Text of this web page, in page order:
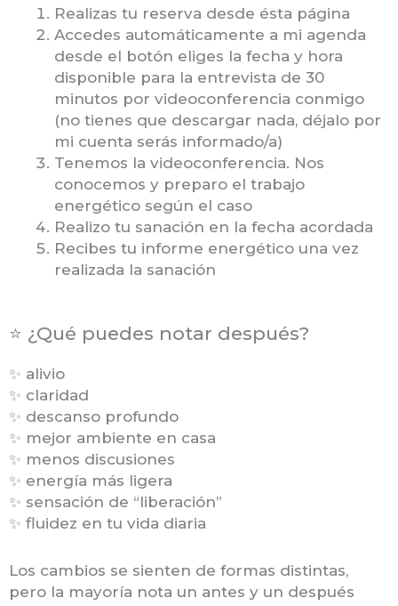
Realizas tu reserva desde ésta página
Accedes automáticamente a mi agenda
desde el botón eliges la fecha y hora
disponible para la entrevista de 30
minutos por videoconferencia conmigo
(no tienes que descargar nada, déjalo por
mi cuenta serás informado/a)
Tenemos la videoconferencia. Nos
conocemos y preparo el trabajo
energético según el caso
Realizo tu sanación en la fecha acordada
Recibes tu informe energético una vez
realizada la sanación
⭐ ¿Qué puedes notar después?
✨ alivio
✨ claridad
✨ descanso profundo
✨ mejor ambiente en casa
✨ menos discusiones
✨ energía más ligera
✨ sensación de “liberación”
✨ fluidez en tu vida diaria
Los cambios se sienten de formas distintas,
pero la mayoría nota un antes y un después